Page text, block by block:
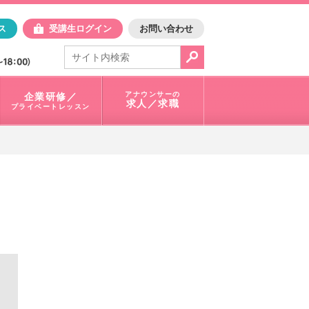
アスク
受講生ログイン お問い合わせ
電話で問合せ：
03-3401-1010
企業研修／
プライベートレッスン
アナウンサーの
求人／求職